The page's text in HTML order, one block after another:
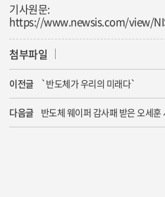
기사원문:
https://www.newsis.com/view/
첨부파일
이전글 `반도체가 우리의 미래다`
다음글 반도체 웨이퍼 감사패 받은 오세훈